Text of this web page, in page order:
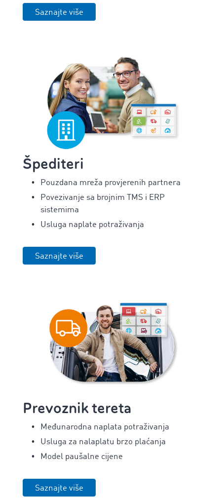
Saznajte više
Špediteri
Pouzdana mreža provjerenih partnera
Povezivanje sa brojnim TMS i ERP
sistemima
Usluga naplate potraživanja
Saznajte više
Prevoznik tereta
Međunarodna naplata potraživanja
Usluga za nalaplatu brzo plaćanja
Model paušalne cijene
Saznajte više